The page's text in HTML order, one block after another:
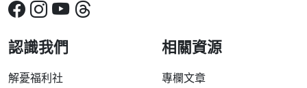
認識我們
解憂福利社
相關資源
專欄文章